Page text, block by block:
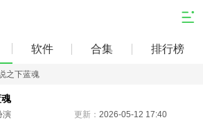
软件 合集 排行榜
之下蓝魂
演 更新： 2026-05-12 17:40